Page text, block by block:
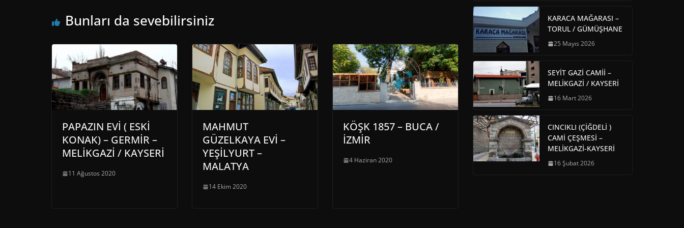
Bunları da sevebilirsiniz
PAPAZIN EVİ ( ESKİ
KONAK) – GERMİR –
MELİKGAZİ / KAYSERİ
11 Ağustos 2020
MAHMUT
GÜZELKAYA EVİ –
YEŞİLYURT –
MALATYA
14 Ekim 2020
KÖŞK 1857 – BUCA /
İZMİR
4 Haziran 2020
KARACA MAĞARASI –
TORUL / GÜMÜŞHANE
25 Mayıs 2026
SEYİT GAZİ CAMİİ –
MELİKGAZİ / KAYSERİ
16 Mart 2026
CINCIKLI (ÇİĞDELİ )
CAMİ ÇEŞMESİ –
MELİKGAZİ-KAYSERİ
16 Şubat 2026